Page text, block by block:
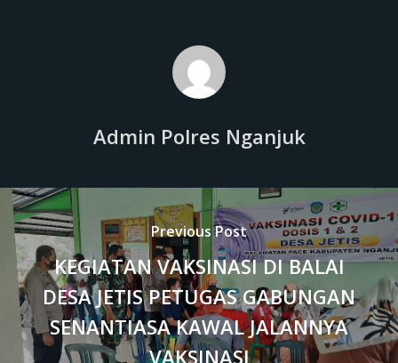
Admin Polres Nganjuk
Previous Post
KEGIATAN VAKSINASI DI BALAI
DESA JETIS PETUGAS GABUNGAN
SENANTIASA KAWAL JALANNYA
VAKSINASI